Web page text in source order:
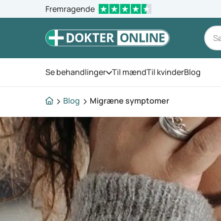
Fremragende
Se behandlingerÅbn menuen
Til mændTil kvinderBlog
Blog Migræne symptomer